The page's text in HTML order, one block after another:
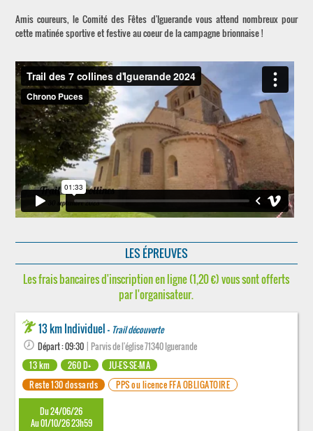
Amis coureurs, le Comité des Fêtes d'Iguerande vous attend nombreux pour
cette matinée sportive et festive au coeur de la campagne brionnaise !
LES ÉPREUVES
Les frais bancaires d'inscription en ligne (1,20 €) vous sont offerts
par l'organisateur.
13 km Individuel - Trail découverte
Départ : 09:30 | Parvis de l'église 71340 Iguerande
13 km
260 D+
JU-ES-SE-MA
Reste 130 dossards
PPS ou licence FFA OBLIGATOIRE
Du 24/06/26
Au 01/10/26 23h59